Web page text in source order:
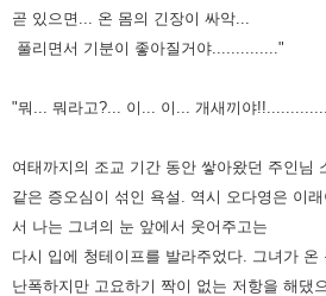
곧 있으면... 온 몸의 긴장이 싸악...
풀리면서 기분이 좋아질거야.............."
"뭐... 뭐라고?... 이... 이... 개새끼야
여태까지의 조교 기간 동안 쌓아왔던 주인님
같은 증오심이 섞인 욕설. 역시 오다영은 이
서 나는 그녀의 눈 앞에서 웃어주고는
다시 입에 청테이프를 발라주었다. 그녀가 온
난폭하지만 고요하기 짝이 없는 저항을 해댔